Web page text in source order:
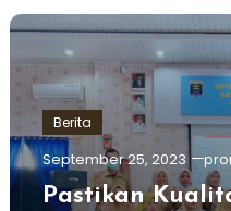
Berita
September 25, 2023
Pastikan